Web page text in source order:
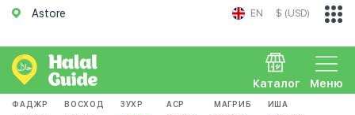
Astore EN $ (USD)
Меню
Каталог
ФАДЖР ВОСХОД ЗУХР АСР МАГРИБ ИША